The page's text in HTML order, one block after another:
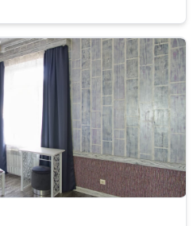
и часть мебели.
и кирпич с утеплением,
кровля, металлопластиковые
15 кВт; • скважина 30 м; •
интернет; • газ
бетонный двор,
и розы. Фасад 20 м, удобный
с выездом на Ейское и
сада 200 м, до школы 1 км. Тихий
и чистым воздухом.